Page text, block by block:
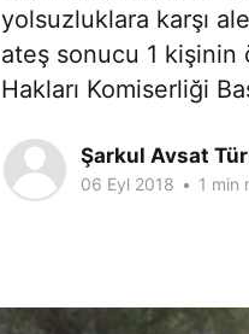
yolsuzluklara karşı
ateş sonucu 1 kişinin
Hakları Komiserliği
Şarkul Avsat
06 Eyl 2018 • 1 min